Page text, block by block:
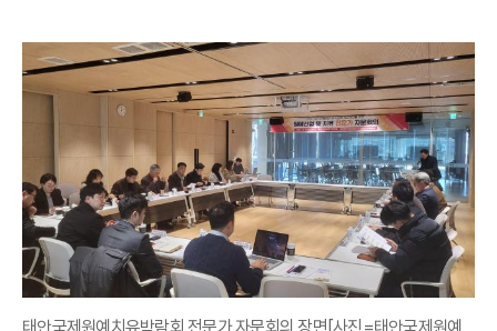
태안국제원예치유박람회 전문가 자문회의 장면[사진=태안국제원예